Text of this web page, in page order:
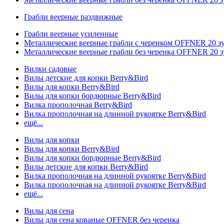
Грабли веерные раздвижные
Грабли веерные усиленные
Металлические веерные грабли с черенком OFFNER 20
Металлические веерные грабли без черенка OFFNER 20
Вилки садовые
Вилы детские для копки Berry&Bird
Вилы для копки Berry&Bird
Вилы для копки бордюрные Berry&Bird
Вилка прополочная Berry&Bird
Вилка прополочная на длинной рукоятке Berry&Bird
ещё...
Вилы для копки
Вилы для копки Berry&Bird
Вилы для копки бордюрные Berry&Bird
Вилы детские для копки Berry&Bird
Вилка прополочная на длинной рукоятке Berry&Bird
Вилка прополочная на длинной рукоятке Berry&Bird
ещё...
Вилы для сена
Вилы для сена кованые OFFNER без черенка